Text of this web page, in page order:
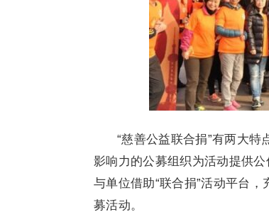
“慈善公益联合捐”有两大
影响力的公募组织为活动提供
与单位借助“联合捐”活动平台
募活动。